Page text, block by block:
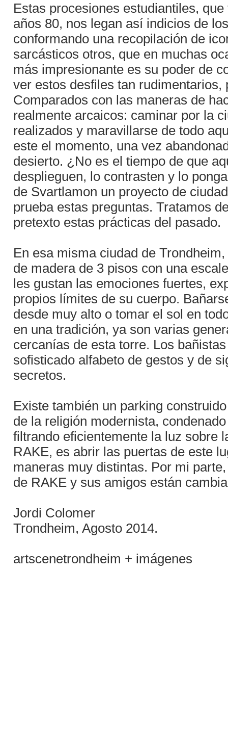
Estas procesiones estudiantiles,
años 80, nos legan así indicios de
conformando una recopilación de
sarcásticos otros, que en muchas
más impresionante es su poder de
ver estos desfiles tan
Comparados con las maneras de
realmente arcaicos: caminar por la
realizados y maravillarse de todo
este el momento, una vez
desierto. ¿No es el tiempo de que
desplieguen, lo contrasten y lo
de Svartlamon un proyecto de
prueba estas preguntas. Tratamos
pretexto estas prácticas del pasado.
En esa misma ciudad de
de madera de 3 pisos con una
les gustan las emociones fuertes,
propios límites de su cuerpo.
desde muy alto o tomar el sol en
en una tradición, ya son varias
cercanías de esta torre. Los
sofisticado alfabeto de gestos y de
secretos.
Existe también un parking
de la religión modernista,
filtrando eficientemente la luz sobre
RAKE, es abrir las puertas de este
maneras muy distintas. Por mi
de RAKE y sus amigos están
Jordi Colomer
Trondheim, Agosto 2014.
artscenetrondheim + imágenes